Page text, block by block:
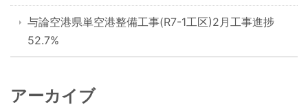
与論空港県単空港整備工事(R7-1工区)2月工事進捗
52.7%
アーカイブ